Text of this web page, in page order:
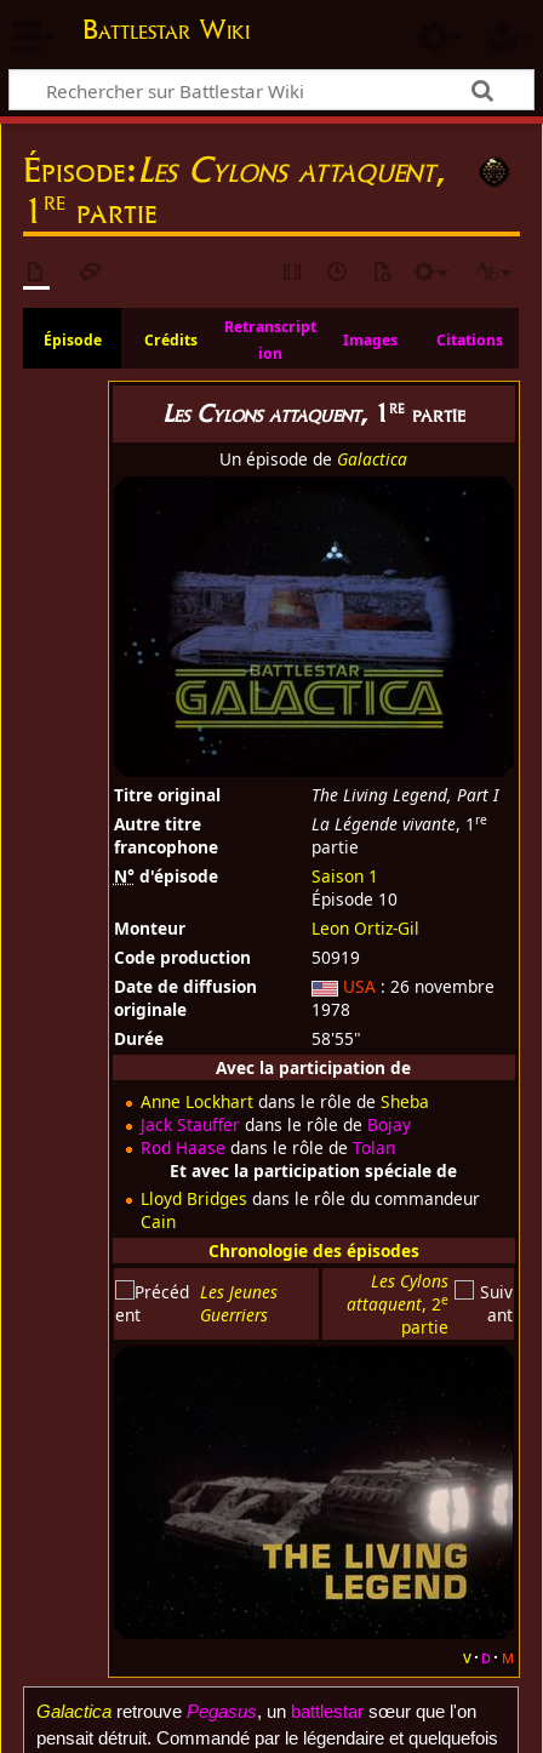
Battlestar Wiki
Épisode:Les Cylons attaquent,
1 re partie
Épisode Crédits
Retranscript
ion
Images Citations
Les Cylons attaquent, 1repartie
Un épisode de Galactica
Titre original
The Living Legend, Part I
Autre titre
francophone
La Légende vivante, 1 re
partie
N°d'épisode
Saison 1
Épisode 10
Monteur
Leon Ortiz-Gil
Code production
50919
Date de diffusion
originale
USA: 26 novembre
1978
Durée
58'55"
Avec la participation de
Anne Lockhartdans le rôle de Sheba
Jack Staufferdans le rôle de Bojay
Rod Haase dans le rôle de Tolan
Et avec la participation spéciale de
Lloyd Bridges dans le rôle du commandeur
Cain
Chronologie des épisodes
Les Jeunes
Guerriers
Les Cylons
attaquent, 2e
partie
v d m
Galacticaretrouve Pegasus, un battlestarsœur que l'on
pensait détruit. Commandé par le légendaire et quelquefois